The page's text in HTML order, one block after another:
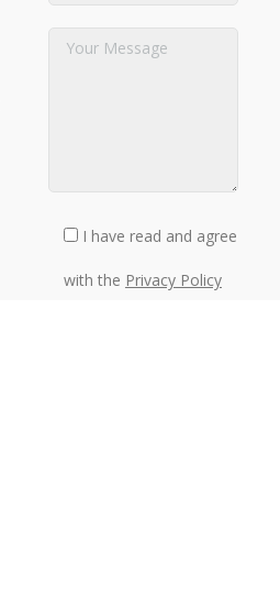
I have read and agree
with the Privacy Policy